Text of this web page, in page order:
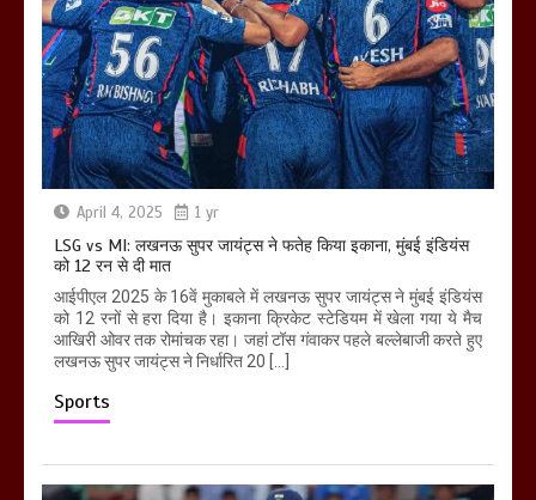
April 4, 2025 1 yr
LSG vs MI: लखनऊ सुपर जायंट्स ने फतेह किया इकाना, मुंबई इंडियंस
को 12 रन से दी मात
आईपीएल 2025 के 16वें मुकाबले में लखनऊ सुपर जायंट्स ने मुंबई इंडियंस
को 12 रनों से हरा दिया है। इकाना क्रिकेट स्टेडियम में खेला गया ये मैच
आखिरी ओवर तक रोमांचक रहा। जहां टॉस गंवाकर पहले बल्लेबाजी करते हुए
लखनऊ सुपर जायंट्स ने निर्धारित 20 […]
Sports